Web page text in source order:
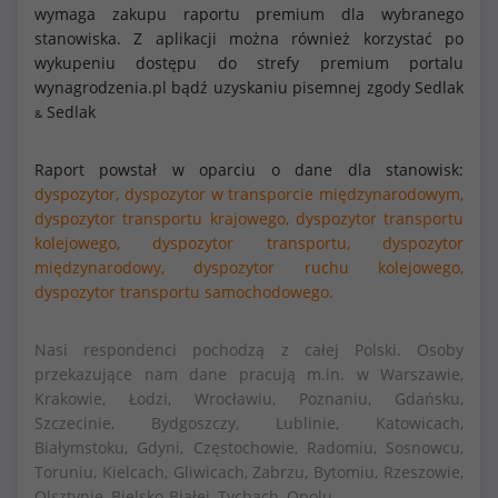
wymaga zakupu raportu premium dla wybranego
stanowiska. Z aplikacji można również korzystać po
wykupeniu dostępu do strefy premium portalu
wynagrodzenia.pl bądź uzyskaniu pisemnej zgody Sedlak
& Sedlak
Raport powstał w oparciu o dane dla stanowisk:
dyspozytor, dyspozytor w transporcie międzynarodowym,
dyspozytor transportu krajowego, dyspozytor transportu
kolejowego,
dyspozytor transportu,
dyspozytor
międzynarodowy,
dyspozytor ruchu kolejowego,
dyspozytor transportu samochodowego.
Nasi respondenci pochodzą z całej Polski. Osoby
przekazujące nam dane pracują m.in. w Warszawie,
Krakowie, Łodzi, Wrocławiu, Poznaniu, Gdańsku,
Szczecinie, Bydgoszczy, Lublinie, Katowicach,
Białymstoku, Gdyni, Częstochowie, Radomiu, Sosnowcu,
Toruniu, Kielcach, Gliwicach, Zabrzu, Bytomiu, Rzeszowie,